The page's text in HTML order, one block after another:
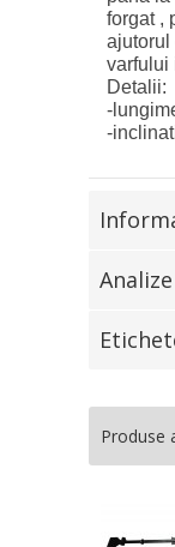
forgat ,
ajutorul
varfului
Detalii:
-
-
Analize
Produse